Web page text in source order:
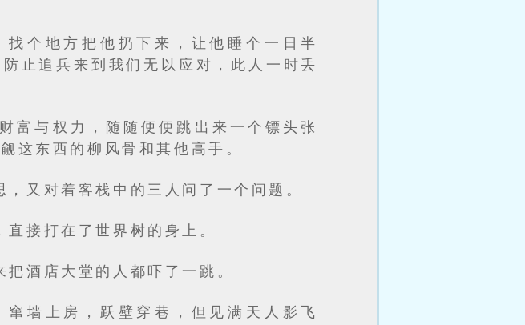
个地方把他扔下来，让他睡个一日半
止追兵来到我们无以应对，此人一时丢
富与权力，随随便便跳出来一个镖头张
这东西的柳风骨和其他高手。
又对着客栈中的三人问了一个问题。
接打在了世界树的身上。
酒店大堂的人都吓了一跳。
墙上房，跃壁穿巷，但见满天人影飞